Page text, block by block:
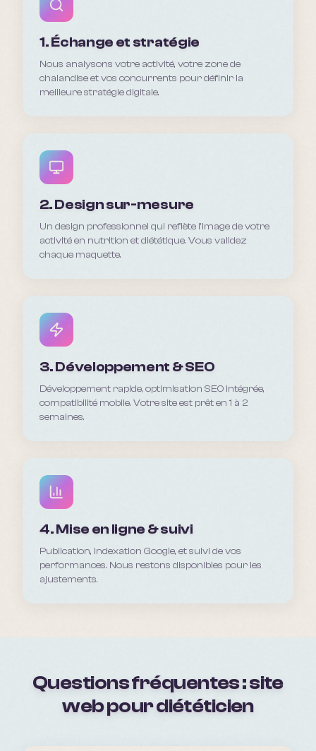
1. Échange et stratégie
Nous analysons votre activité, votre zone de
chalandise et vos concurrents pour définir la
meilleure stratégie digitale.
2. Design sur-mesure
Un design professionnel qui reflète l'image de votre
activité en nutrition et diététique. Vous validez
chaque maquette.
3. Développement & SEO
Développement rapide, optimisation SEO intégrée,
compatibilité mobile. Votre site est prêt en 1 à 2
semaines.
4. Mise en ligne & suivi
Publication, indexation Google, et suivi de vos
performances. Nous restons disponibles pour les
ajustements.
Questions fréquentes : site
web pourdiététicien